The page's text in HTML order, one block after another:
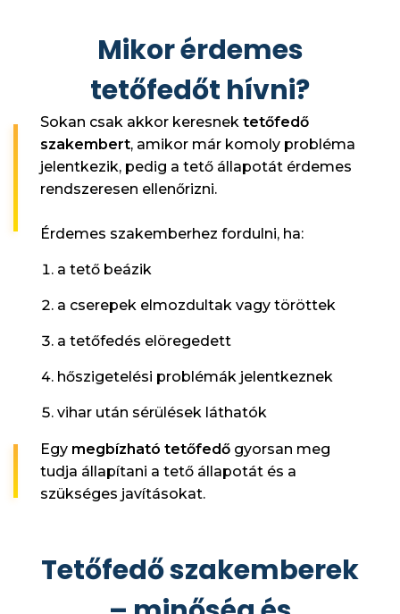
Mikor érdemes
tetőfedőt hívni?
Sokan csak akkor keresnek tetőfedő
szakembert, amikor már komoly probléma
jelentkezik, pedig a tető állapotát érdemes
rendszeresen ellenőrizni.
Érdemes szakemberhez fordulni, ha:
a tető beázik
a cserepek elmozdultak vagy töröttek
a tetőfedés elöregedett
hőszigetelési problémák jelentkeznek
vihar után sérülések láthatók
Egy megbízható tetőfedő gyorsan meg
tudja állapítani a tető állapotát és a
szükséges javításokat.
Tetőfedő szakemberek